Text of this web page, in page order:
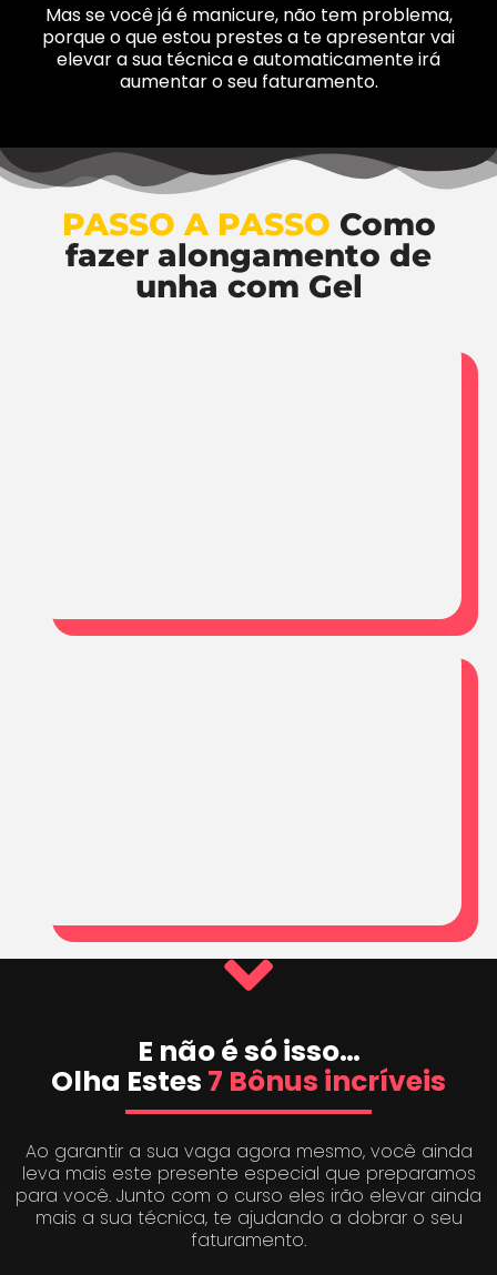
Mas se você já é manicure, não tem problema,
porque o que estou prestes a te apresentar vai
elevar a sua técnica e automaticamente irá
aumentar o seu faturamento.
PASSO A PASSO Como
fazer alongamento de
unha com Gel
E não é só isso…
Olha Estes 7 Bônus incríveis
Ao garantir a sua vaga agora mesmo, você ainda
leva mais este presente especial que preparamos
para você. Junto com o curso eles irão elevar ainda
mais a sua técnica, te ajudando a dobrar o seu
faturamento.